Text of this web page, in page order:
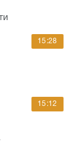
15:28
15:12